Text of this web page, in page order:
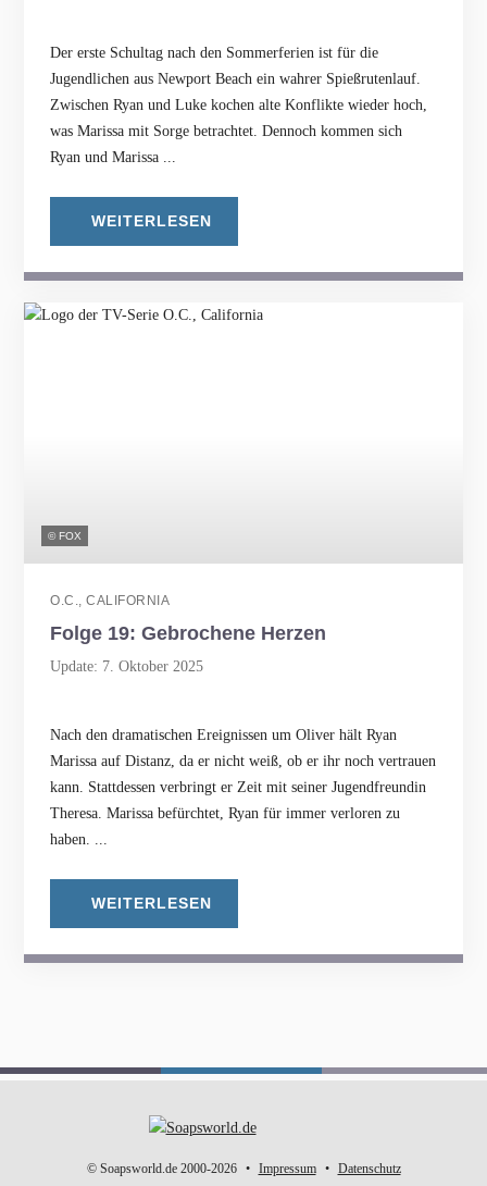
Der erste Schultag nach den Sommerferien ist für die
Jugendlichen aus Newport Beach ein wahrer Spießrutenlauf.
Zwischen Ryan und Luke kochen alte Konflikte wieder hoch,
was Marissa mit Sorge betrachtet. Dennoch kommen sich
Ryan und Marissa ...
WEITERLESEN
© FOX
O.C., CALIFORNIA
Folge 19: Gebrochene Herzen
Update: 7. Oktober 2025
Nach den dramatischen Ereignissen um Oliver hält Ryan
Marissa auf Distanz, da er nicht weiß, ob er ihr noch vertrauen
kann. Stattdessen verbringt er Zeit mit seiner Jugendfreundin
Theresa. Marissa befürchtet, Ryan für immer verloren zu
haben. ...
WEITERLESEN
© Soapsworld.de 2000-2026 Impressum Datenschutz